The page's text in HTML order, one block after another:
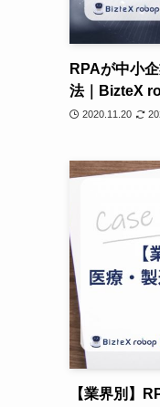
RPAが中小
法｜BizteX
2020.11.20
【業界別】